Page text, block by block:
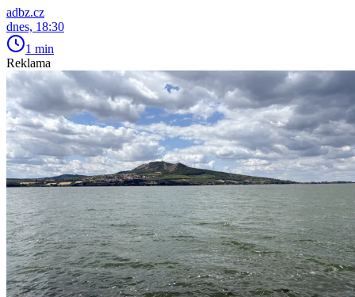
adbz.cz
dnes, 18:30
1 min
Reklama